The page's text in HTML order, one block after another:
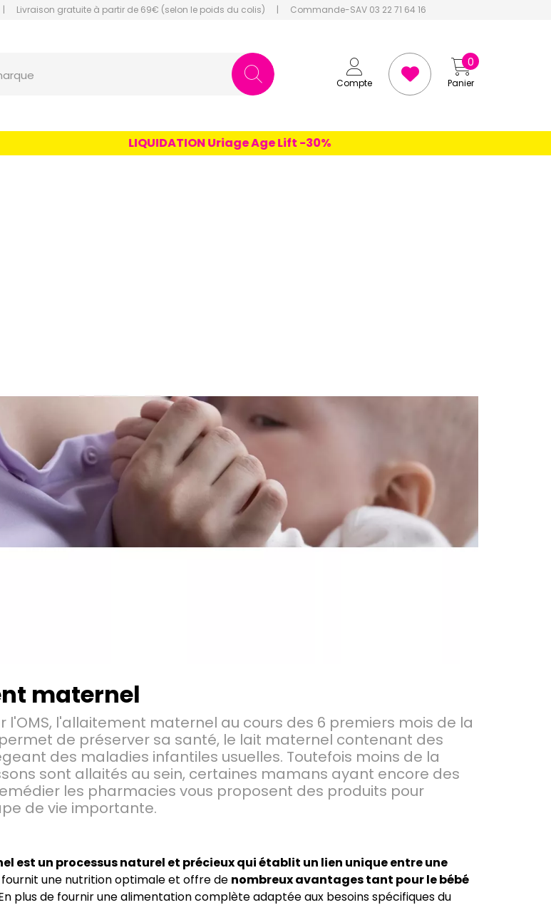
| Livraison gratuite à partir de 69€ (selon le poids du colis) | Commande-SAV 03 22 71 64 16
Amiens Fachon
Compte Panier
0
LIQUIDATION Uriage Age Lift -30%
maternel
l'OMS, l'allaitement maternel au cours des 6 premiers mois de la
de préserver sa santé, le lait maternel contenant des
des maladies infantiles usuelles. Toutefois moins de la
sont allaités au sein, certaines mamans ayant encore des
les pharmacies vous proposent des produits pour
de vie importante.
est un processus naturel et précieux qui établit un lien unique entre une
fournit une nutrition optimale et offre de nombreux avantages tant pour le bébé
plus de fournir une alimentation complète adaptée aux besoins spécifiques du